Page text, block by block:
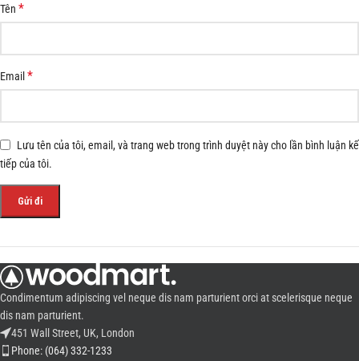
Tên *
Email *
Lưu tên của tôi, email, và trang web trong trình duyệt này cho lần bình luận kế
tiếp của tôi.
Condimentum adipiscing vel neque dis nam parturient orci at scelerisque neque
dis nam parturient.
451 Wall Street, UK, London
Phone: (064) 332-1233